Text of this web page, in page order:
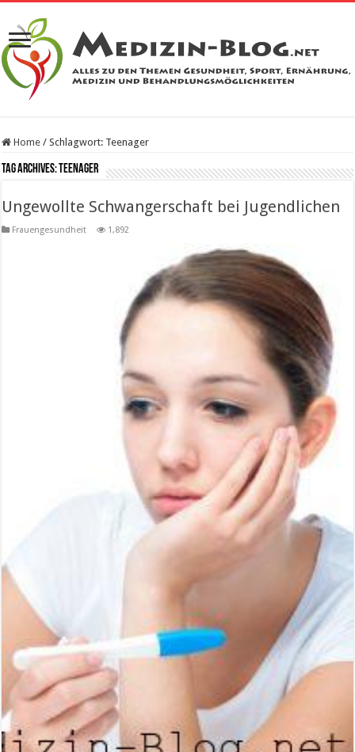
Home / Schlagwort: Teenager
Tag Archives: Teenager
Ungewollte Schwangerschaft bei Jugendlichen
Frauengesundheit 1,892